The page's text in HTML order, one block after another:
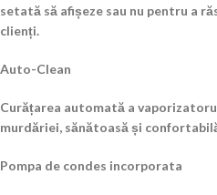
setată să afișeze sau nu pentru a
clienți.
Auto-Clean
Curățarea automată a
murdăriei, sănătoasă și
Pompa de condes incorporata